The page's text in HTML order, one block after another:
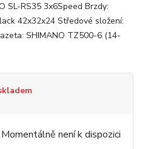
SL-RS35 3x6Speed Brzdy:
42x32x24 Středové složení:
SHIMANO TZ500-6 (14-
Momentálně není k dispozici